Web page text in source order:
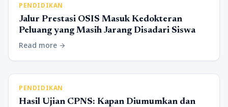
PENDIDIKAN
Jalur Prestasi OSIS Masuk Kedokteran
Peluang yang Masih Jarang Disadari Siswa
Read more arrow_forward
PENDIDIKAN
Hasil Ujian CPNS: Kapan Diumumkan dan